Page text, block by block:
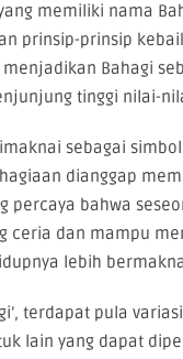
memiliki nama
prinsip-prinsip
Bahagi
tinggi nilai-
sebagai
dianggap
percaya bahwa
ceria dan mampu
lebih
terdapat pula
lain yang dapat